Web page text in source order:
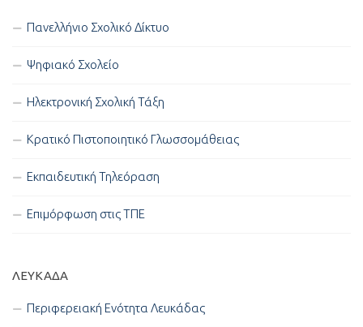
Πανελλήνιο Σχολικό Δίκτυο
Ψηφιακό Σχολείο
Ηλεκτρονική Σχολική Τάξη
Κρατικό Πιστοποιητικό Γλωσσομάθειας
Εκπαιδευτική Τηλεόραση
Επιμόρφωση στις ΤΠΕ
ΛΕΥΚΑΔΑ
Περιφερειακή Ενότητα Λευκάδας